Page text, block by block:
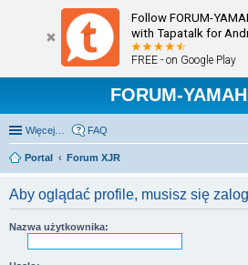
Follow FORUM-
with Tapatalk for
FREE - on Google Play
FORUM-
Więcej… FAQ
Portal
Forum XJR
Aby oglądać profile, musisz się
Nazwa użytkownika: